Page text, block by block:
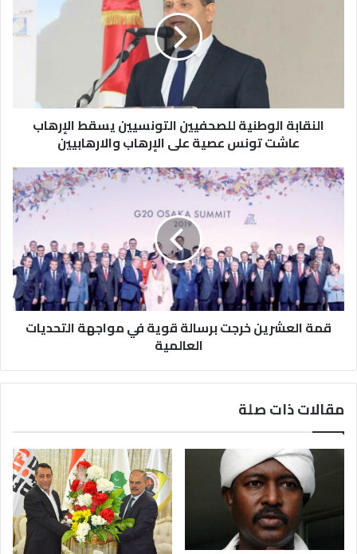
النقابة الوطنية للصحفيين التونسيين يسقط الإرهاب
عاشت تونس عصية على الإرهاب والارهابيين
قمة العشرين خرجت برسالة قوية في مواجهة التحديات
العالمية
مقالات ذات صلة